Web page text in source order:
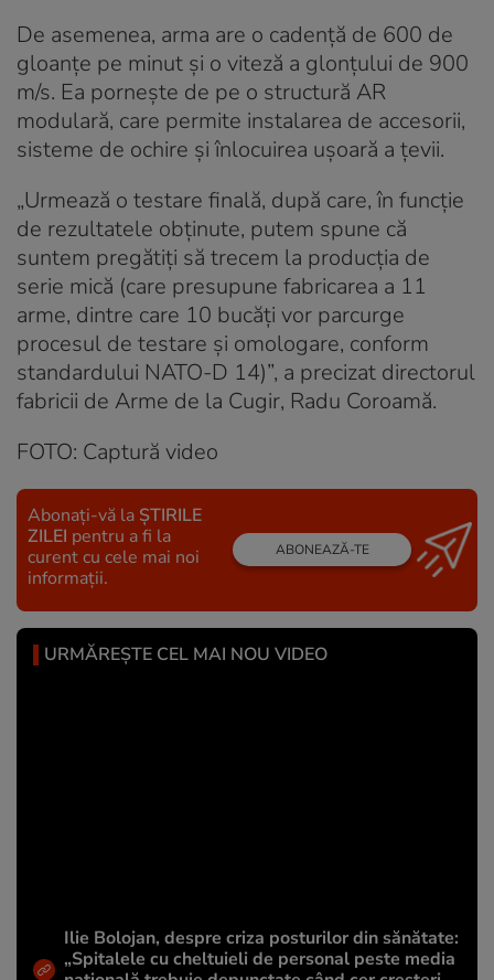
De asemenea, arma are o cadență de 600 de
gloanțe pe minut și o viteză a glonțului de 900
m/s. Ea pornește de pe o structură AR
modulară, care permite instalarea de accesorii,
sisteme de ochire și înlocuirea ușoară a țevii.
„Urmează o testare finală, după care, în funcție
de rezultatele obținute, putem spune că
suntem pregătiți să trecem la producția de
serie mică (care presupune fabricarea a 11
arme, dintre care 10 bucăți vor parcurge
procesul de testare și omologare, conform
standardului NATO-D 14)”, a precizat directorul
fabricii de Arme de la Cugir, Radu Coroamă.
FOTO: Captură video
Abonați-vă la ȘTIRILE
ZILEI pentru a fi la
curent cu cele mai noi
informații.
ABONEAZĂ-TE
URMĂREȘTE CEL MAI NOU VIDEO
Ilie Bolojan, despre criza posturilor din sănătate:
„Spitalele cu cheltuieli de personal peste media